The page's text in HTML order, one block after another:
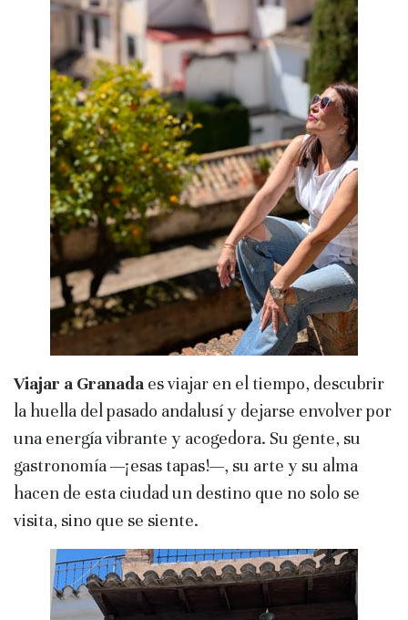
Viajar a Granada es viajar en el tiempo, descubrir
la huella del pasado andalusí y dejarse envolver por
una energía vibrante y acogedora. Su gente, su
gastronomía —¡esas tapas!—, su arte y su alma
hacen de esta ciudad un destino que no solo se
visita, sino que se siente.